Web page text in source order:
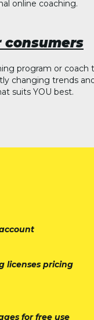
online coaching.
consumers
program or
changing trends
suits YOU best.
licenses pricing
for free use